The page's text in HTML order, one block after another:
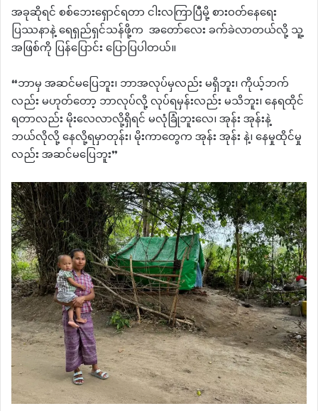
အခုဆိုရင် စစ်ဘေးရှောင်ရတာ ငါးလကြာပြီမို့ စားဝတ်နေရေး
ပြဿနာနဲ့ ရေရှည်ရှင်သန်ဖို့က အတော်လေး ခက်ခဲလာတယ်လို့ သူ့
အဖြစ်ကို ပြန်ပြောင်း ပြောပြပါတယ်။
“ဘာမှ အဆင်မပြေဘူး၊ ဘာအလုပ်မှလည်း မရှိဘူး၊ ကိုယ့်ဘက်
လည်း မဟုတ်တော့ ဘာလုပ်လို့ လုပ်ရမှန်းလည်း မသိဘူး၊ နေရထိုင်
ရတာလည်း မိုးလေလာလို့ရှိရင် မလုံခြုံဘူးလေ၊ အုန်း အုန်းနဲ့
ဘယ်လိုလို့ နေလို့ရမှာတုန်း၊ မိုးကာတွေက အုန်း အုန်း နဲ့၊ နေမှုထိုင်မှု
လည်း အဆင်မပြေဘူး”